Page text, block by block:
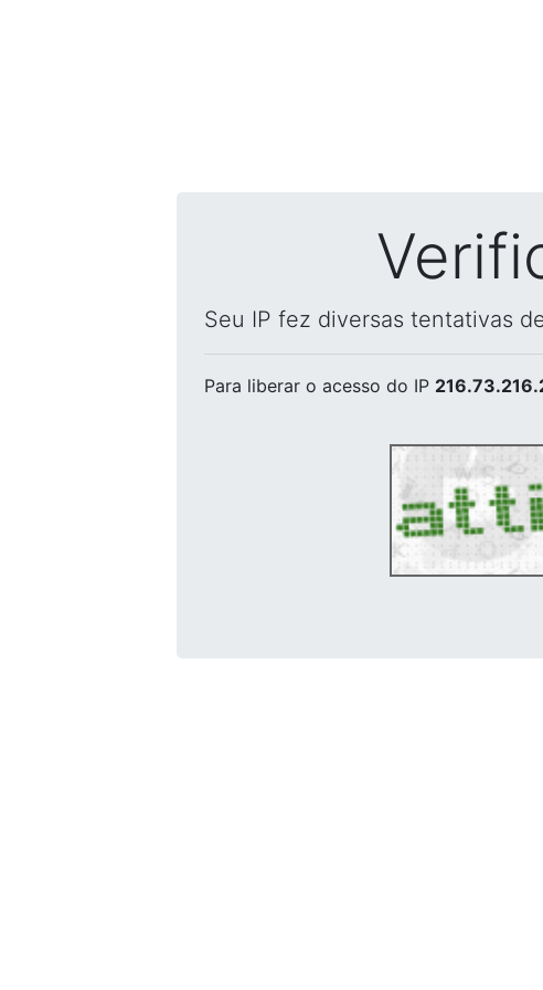
Seu IP fez diversas tentativas
Para liberar o acesso do IP